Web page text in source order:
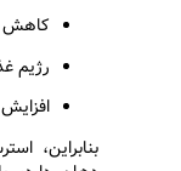
کاهش
رژیم
بنابراین،